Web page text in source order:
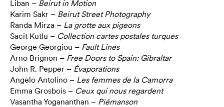
Liban – Beirut in Motion
Karim Sakr – Beirut Street Photography
Randa Mirza – La grotte aux pigeons
Sacit Kutlu – Collection cartes postales turques
George Georgiou – Fault Lines
Arno Brignon – Free Doors to Spain: Gibraltar
John R. Pepper – Évaporations
Angelo Antolino – Les femmes de la Camorra
Emma Grosbois – Ceux qui nous regardent
Vasantha Yogananthan – Piémanson